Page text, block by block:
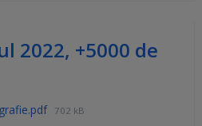
2022, +5000 de
702 kB